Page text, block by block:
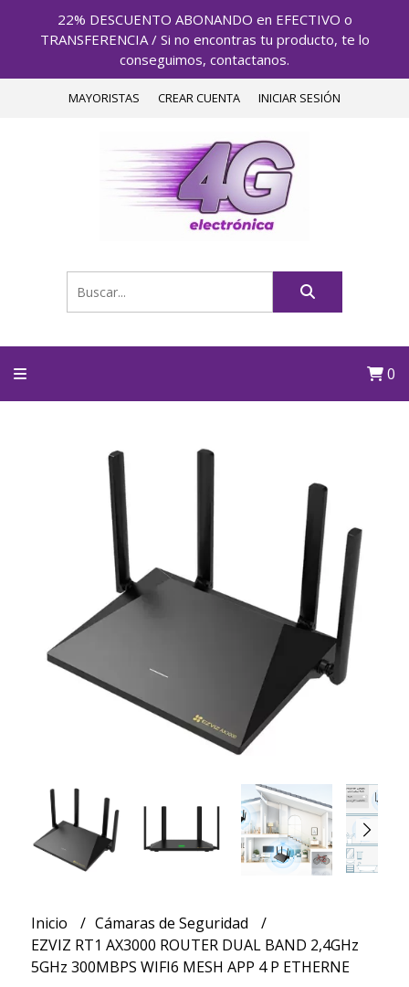
22% DESCUENTO ABONANDO en EFECTIVO o
TRANSFERENCIA / Si no encontras tu producto, te lo
conseguimos, contactanos.
MAYORISTAS CREAR CUENTA INICIAR SESIÓN
0
Inicio
Cámaras de Seguridad
EZVIZ RT1 AX3000 ROUTER DUAL BAND 2,4GHz
5GHz 300MBPS WIFI6 MESH APP 4 P ETHERNE